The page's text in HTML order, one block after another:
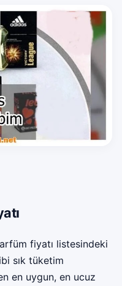
fiyatı listesindeki
sık tüketim
en uygun, en ucuz